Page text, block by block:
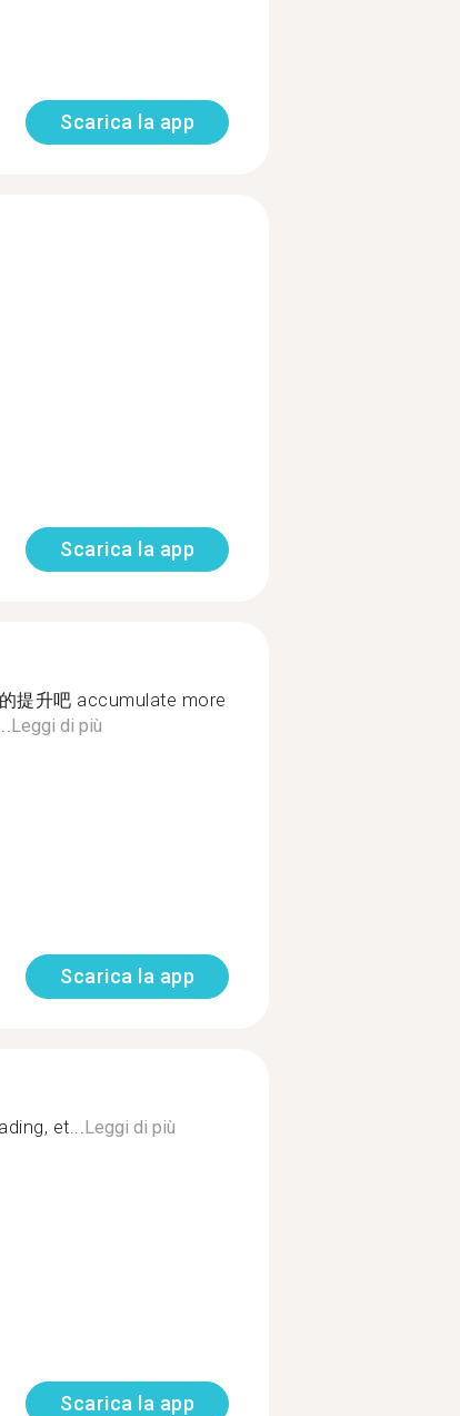
Scarica la app
Scarica la app
提升吧 accumulate more
Leggi di più
Scarica la app
et...Leggi di più
Scarica la app